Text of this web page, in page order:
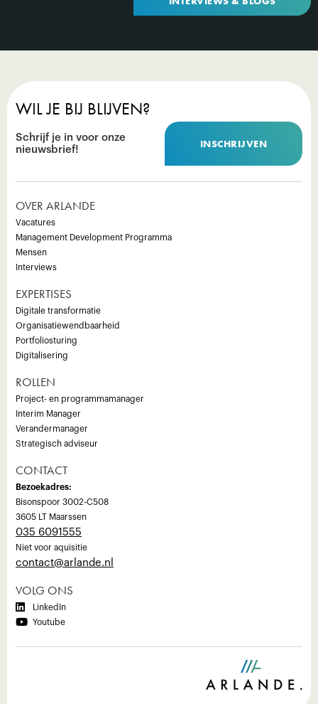
WIL JE BIJ BLIJVEN?
Schrijf je in voor onze
nieuwsbrief!
INSCHRIJVEN
OVER ARLANDE
Vacatures
Management Development Programma
Mensen
Interviews
EXPERTISES
Digitale transformatie
Organisatiewendbaarheid
Portfoliosturing
Digitalisering
ROLLEN
Project- en programmamanager
Interim Manager
Verandermanager
Strategisch adviseur
CONTACT
Bezoekadres:
Bisonspoor 3002-C508
3605 LT Maarssen
035 6091555
Niet voor aquisitie
‍contact@arlande.nl
VOLG ONS
 LinkedIn
 Youtube